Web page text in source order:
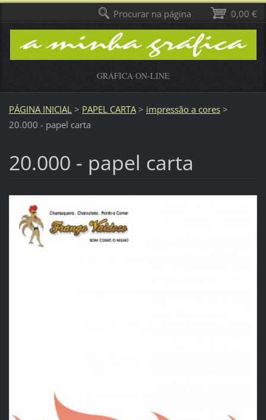
GRÁFICA ON-LINE
PÁGINA INICIAL > PAPEL CARTA > impressão a cores >
20.000 - papel carta
20.000 - papel carta
0,00 €
Procurar na página